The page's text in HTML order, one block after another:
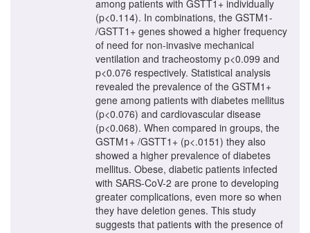
among patients with GSTT1+ individually
(p<0.114). In combinations, the GSTM1-
/GSTT1+ genes showed a higher frequency
of need for non-invasive mechanical
ventilation and tracheostomy p<0.099 and
p<0.076 respectively. Statistical analysis
revealed the prevalence of the GSTM1+
gene among patients with diabetes mellitus
(p<0.076) and cardiovascular disease
(p<0.068). When compared in groups, the
GSTM1+ /GSTT1+ (p<.0151) they also
showed a higher prevalence of diabetes
mellitus. Obese, diabetic patients infected
with SARS-CoV-2 are prone to developing
greater complications, even more so when
they have deletion genes. This study
suggests that patients with the presence of